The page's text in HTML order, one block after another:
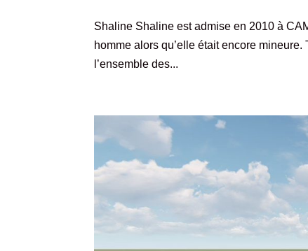
Shaline Shaline est admise en 2010 à
homme alors qu’elle était encore
l’ensemble des...